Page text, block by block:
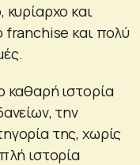
και
franchise και πολύ
καθαρή ιστορία
την
της, χωρίς
ιστορία